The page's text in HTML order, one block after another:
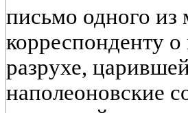
письмо одного из
корреспонденту
разрухе,
наполеоновские